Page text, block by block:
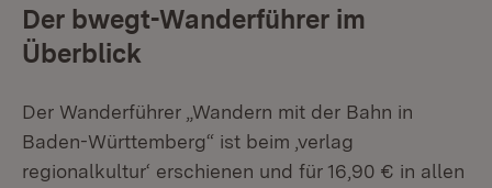
Der bwegt-Wanderführer im
Überblick
Der Wanderführer „Wandern mit der Bahn in
Baden-Württemberg“ ist beim ‚verlag
regionalkultur‘ erschienen und für 16,90 € in allen